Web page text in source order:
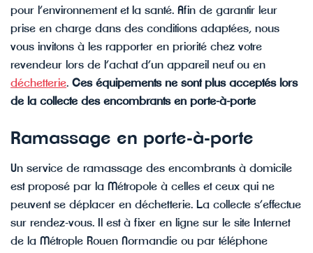
pour l’environnement et la santé. Afin de garantir leur
prise en charge dans des conditions adaptées, nous
vous invitons à les rapporter en priorité chez votre
revendeur lors de l’achat d’un appareil neuf ou en
déchetterie. Ces équipements ne sont plus acceptés lors
de la collecte des encombrants en porte-à-porte
Ramassage en porte-à-porte
Un service de ramassage des encombrants à domicile
est proposé par la Métropole à celles et ceux qui ne
peuvent se déplacer en déchetterie. La collecte s’effectue
sur rendez-vous. Il est à fixer en ligne sur le site Internet
de la Métrople Rouen Normandie ou par téléphone